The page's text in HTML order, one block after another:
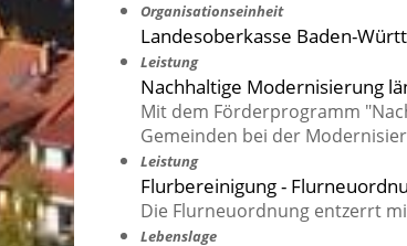
Organisationseinheit
Landesoberkasse Baden-
Leistung
Nachhaltige Modernisierung
Mit dem Förderprogramm
Gemeinden bei der
Leistung
Flurbereinigung -
Die Flurneuordnung entzerrt
Lebenslage